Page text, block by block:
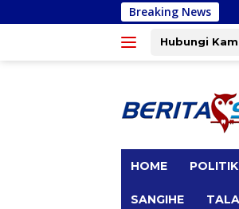
ke
Breaking News
Gracia
Hubungi
HOME POLITIK
SANGIHE